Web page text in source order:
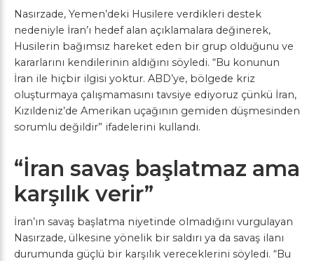
Nasırzade, Yemen’deki Husilere verdikleri destek
nedeniyle İran’ı hedef alan açıklamalara değinerek,
Husilerin bağımsız hareket eden bir grup olduğunu ve
kararlarını kendilerinin aldığını söyledi. “Bu konunun
İran ile hiçbir ilgisi yoktur. ABD’ye, bölgede kriz
oluşturmaya çalışmamasını tavsiye ediyoruz çünkü İran,
Kızıldeniz’de Amerikan uçağının gemiden düşmesinden
sorumlu değildir” ifadelerini kullandı.
“İran savaş başlatmaz ama
karşılık verir”
İran’ın savaş başlatma niyetinde olmadığını vurgulayan
Nasırzade, ülkesine yönelik bir saldırı ya da savaş ilanı
durumunda güçlü bir karşılık vereceklerini söyledi. “Bu